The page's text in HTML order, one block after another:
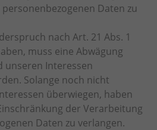
Daten zu
nach Art. 21 Abs. 1
muss eine Abwägung
unseren Interessen
Solange noch nicht
überwiegen, haben
der Verarbeitung
Daten zu verlangen.